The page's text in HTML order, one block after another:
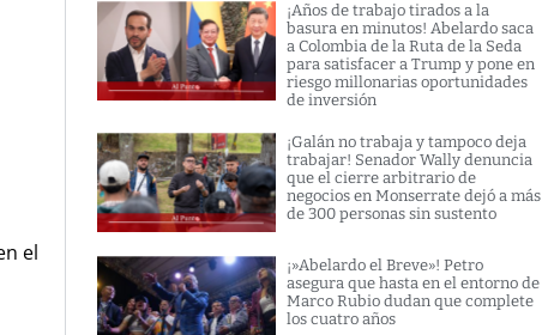
el
¡Años de trabajo tirados a la
basura en minutos! Abelardo saca
a Colombia de la Ruta de la Seda
para satisfacer a Trump y pone en
riesgo millonarias oportunidades
de inversión
¡Galán no trabaja y tampoco deja
trabajar! Senador Wally denuncia
que el cierre arbitrario de
negocios en Monserrate dejó a más
de 300 personas sin sustento
¡»Abelardo el Breve»! Petro
asegura que hasta en el entorno de
Marco Rubio dudan que complete
los cuatro años